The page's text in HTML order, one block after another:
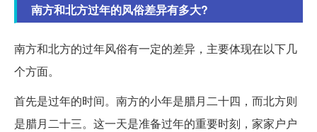
南方和北方过年的风俗差异有多大?
南方和北方的过年风俗有一定的差异，主要体现在以下几
个方面。
首先是过年的时间。南方的小年是腊月二十四，而北方则
是腊月二十三。这一天是准备过年的重要时刻，家家户户